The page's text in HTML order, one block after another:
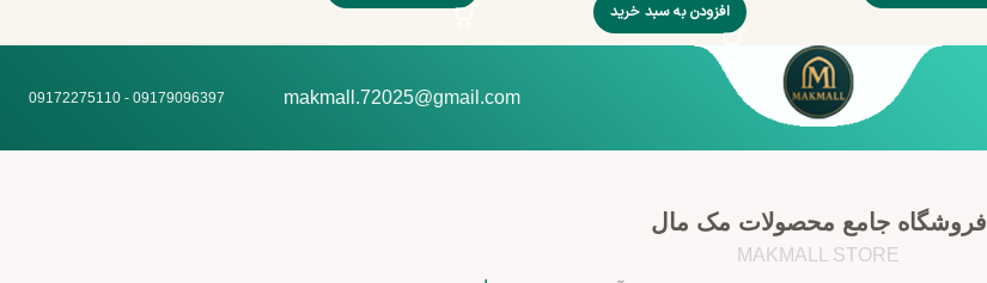
افزودن به سبد خرید
makmall.72025@gmail.com
09179096397 - 09172275110
فروشگاه جامع محصولات مک مال
MAKMALL STORE